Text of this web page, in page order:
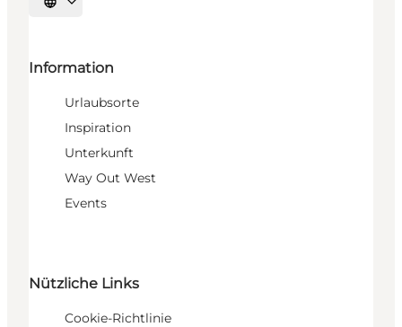
Sprache auswählen
Information
Urlaubsorte
Inspiration
Unterkunft
Way Out West
Events
Nützliche Links
Cookie-Richtlinie